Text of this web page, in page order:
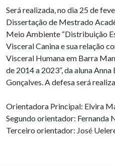
Será realizada, no dia 25 de
Dissertação de Mestrado
Meio Ambiente “Distribuição
Visceral Canina e sua relação
Visceral Humana em Barra
de 2014 a 2023”, da aluna
Gonçalves. A defesa será
Orientadora Principal: Elvira
Segundo orientador: Fernanda
Terceiro orientador: José